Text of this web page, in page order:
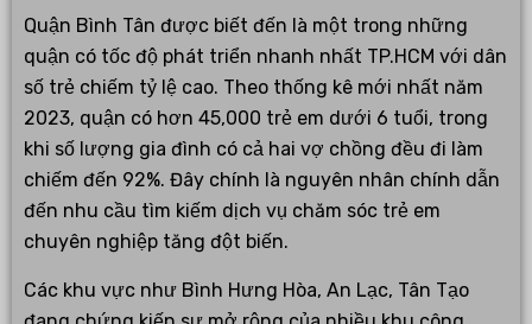
Quận Bình Tân được biết đến là một trong những
quận có tốc độ phát triển nhanh nhất TP.HCM với dân
số trẻ chiếm tỷ lệ cao. Theo thống kê mới nhất năm
2023, quận có hơn 45,000 trẻ em dưới 6 tuổi, trong
khi số lượng gia đình có cả hai vợ chồng đều đi làm
chiếm đến 92%. Đây chính là nguyên nhân chính dẫn
đến nhu cầu tìm kiếm dịch vụ chăm sóc trẻ em
chuyên nghiệp tăng đột biến.
Các khu vực như Bình Hưng Hòa, An Lạc, Tân Tạo